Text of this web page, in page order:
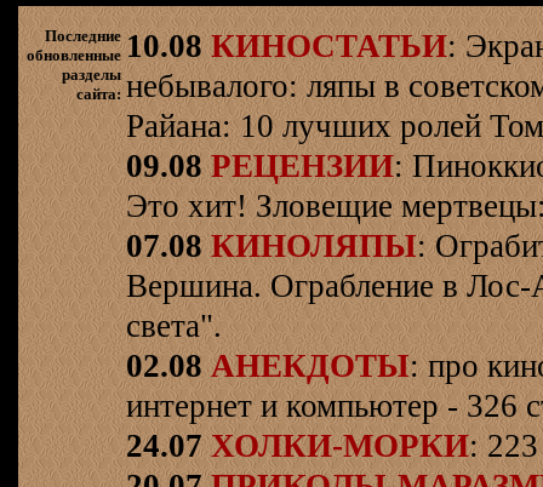
Последние
обновленные
разделы
сайта:
10.08 КИНОСТАТЬИ:
небывалого: ляпы в
Райана: 10 лучших ролей
09.08 РЕЦЕНЗИИ:
Это хит! Зловещие
07.08 КИНОЛЯПЫ:
Вершина. Ограбление в
света".
02.08 АНЕКДОТЫ: про
интернет и компьютер - 326
24.07 ХОЛКИ-МОРКИ: 223